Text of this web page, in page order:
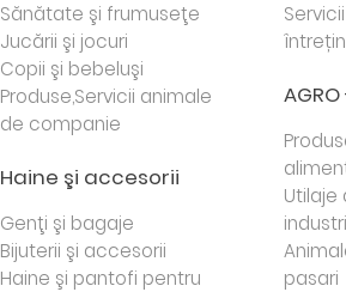
Sănătate şi frumuseţe
Jucării şi jocuri
Copii şi bebeluşi
Produse,Servicii animale
de companie
Haine şi accesorii
Genţi şi bagaje
Bijuterii şi accesorii
Haine şi pantofi pentru
Utilaje
pasari